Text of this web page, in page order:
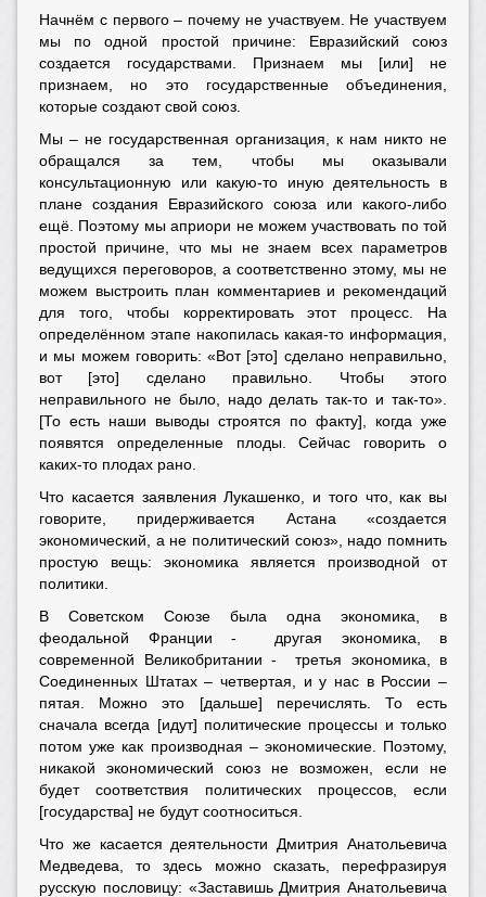
Начнём с первого – почему не участвуем. Не участвуем
мы по одной простой причине: Евразийский союз
создается государствами. Признаем мы [или] не
признаем, но это государственные объединения,
которые создают свой союз.
Мы – не государственная организация, к нам никто не
обращался за тем, чтобы мы оказывали
консультационную или какую-то иную деятельность в
плане создания Евразийского союза или какого-либо
ещё. Поэтому мы априори не можем участвовать по той
простой причине, что мы не знаем всех параметров
ведущихся переговоров, а соответственно этому, мы не
можем выстроить план комментариев и рекомендаций
для того, чтобы корректировать этот процесс. На
определённом этапе накопилась какая-то информация,
и мы можем говорить: «Вот [это] сделано неправильно,
вот [это] сделано правильно. Чтобы этого
неправильного не было, надо делать так-то и так-то».
[То есть наши выводы строятся по факту], когда уже
появятся определенные плоды. Сейчас говорить о
каких-то плодах рано.
Что касается заявления Лукашенко, и того что, как вы
говорите, придерживается Астана «создается
экономический, а не политический союз», надо помнить
простую вещь: экономика является производной от
политики.
В Советском Союзе была одна экономика, в
феодальной Франции - другая экономика, в
современной Великобритании - третья экономика, в
Соединенных Штатах – четвертая, и у нас в России –
пятая. Можно это [дальше] перечислять. То есть
сначала всегда [идут] политические процессы и только
потом уже как производная – экономические. Поэтому,
никакой экономический союз не возможен, если не
будет соответствия политических процессов, если
[государства] не будут соотноситься.
Что же касается деятельности Дмитрия Анатольевича
Медведева, то здесь можно сказать, перефразируя
русскую пословицу: «Заставишь Дмитрия Анатольевича